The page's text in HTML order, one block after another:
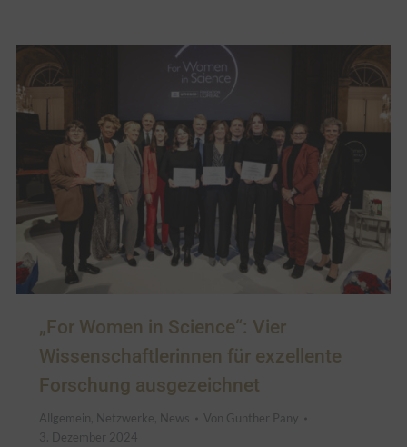
„For Women in Science“: Vier
Wissenschaftlerinnen für exzellente
Forschung ausgezeichnet
Allgemein, Netzwerke, News Von Gunther Pany
3. Dezember 2024